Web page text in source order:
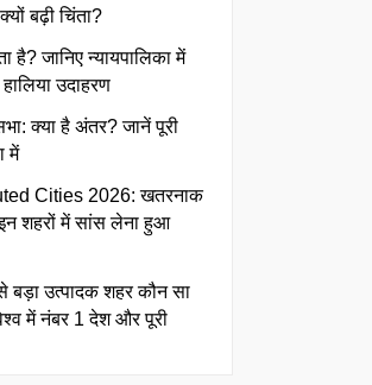
बढ़ी चिंता?
है? जानिए न्यायपालिका में
उदाहरण
क्या है अंतर? जानें पूरी
में
Cities 2026: खतरनाक
शहरों में सांस लेना हुआ
बड़ा उत्पादक शहर कौन सा
में नंबर 1 देश और पूरी